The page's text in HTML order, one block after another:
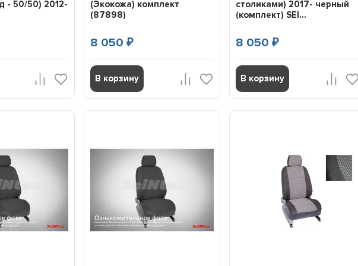
- 50/50) 2012-
(Экокожа) комплект
(87898)
8 050₽
В корзину
столиками) 2017- черный
(комплект) SEI...
8 050₽
В корзину